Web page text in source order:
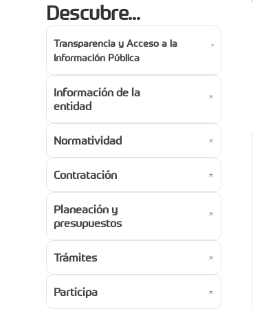
Descubre...
Transparencia y Acceso a la
Información Pública
Información de la
entidad
Normatividad
Contratación
Planeación y
presupuestos
Trámites
Participa